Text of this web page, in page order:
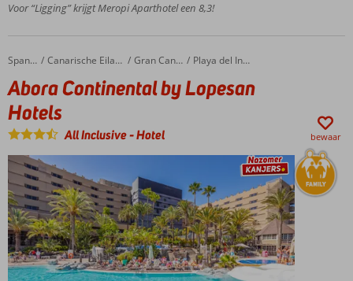
Comfortabele
waterpark!
Inclusive
genieten
Voor “Ligging” krijgt Meropi Aparthotel een 8,3!
Home Spanje Canarische Eilanden Gran Canaria Playa del Ingles
Abora Continental by Lopesan Hotels
Abora Continental by Lopesan
Hotels
All Inclusive-Hotel bewaar